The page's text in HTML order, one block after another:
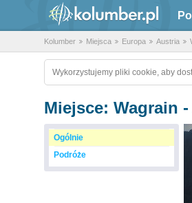
Kolumber Miejsca Europa Austria
Wykorzystujemy pliki cookie, aby
Miejsce: Wagrain
Ogólnie
Podróże